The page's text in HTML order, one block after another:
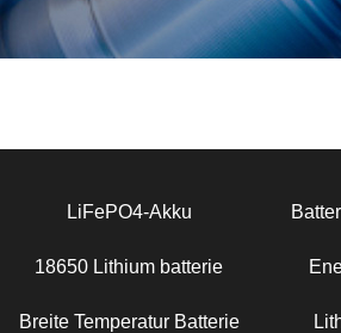
LiFePO4-Akku
18650 Lithium batterie
Breite Temperatur Batterie